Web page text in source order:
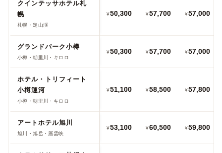
クインテッサホテル札
幌
札幌・定山渓
¥50,300 ¥57,700 ¥57,000
グランドパーク小樽
小樽・朝里川・キロロ
¥50,300 ¥57,700 ¥57,000
ホテル・トリフィート
小樽運河
小樽・朝里川・キロロ
¥51,100 ¥58,500 ¥57,800
アートホテル旭川
旭川・旭岳・層雲峡
¥53,100 ¥60,500 ¥59,800